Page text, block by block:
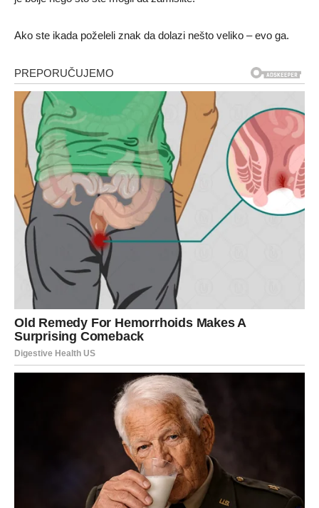
Ako ste ikada poželeli znak da dolazi nešto veliko – evo ga.